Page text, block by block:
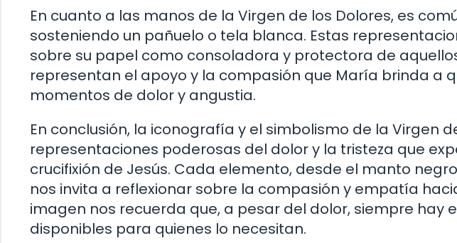
En cuanto a las manos de la Virgen de los Dolores, es
sosteniendo un pañuelo o tela blanca. Estas
sobre su papel como consoladora y protectora de
representan el apoyo y la compasión que María brinda a
momentos de dolor y angustia.
En conclusión, la iconografía y el simbolismo de la Virgen
representaciones poderosas del dolor y la tristeza que
crucifixión de Jesús. Cada elemento, desde el manto
nos invita a reflexionar sobre la compasión y empatía
imagen nos recuerda que, a pesar del dolor, siempre hay
disponibles para quienes lo necesitan.